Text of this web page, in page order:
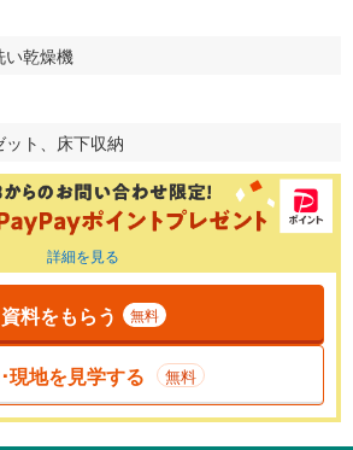
い乾燥機
ト、床下収納
詳細を見る
資料をもらう 無料
現地を見学する 無料